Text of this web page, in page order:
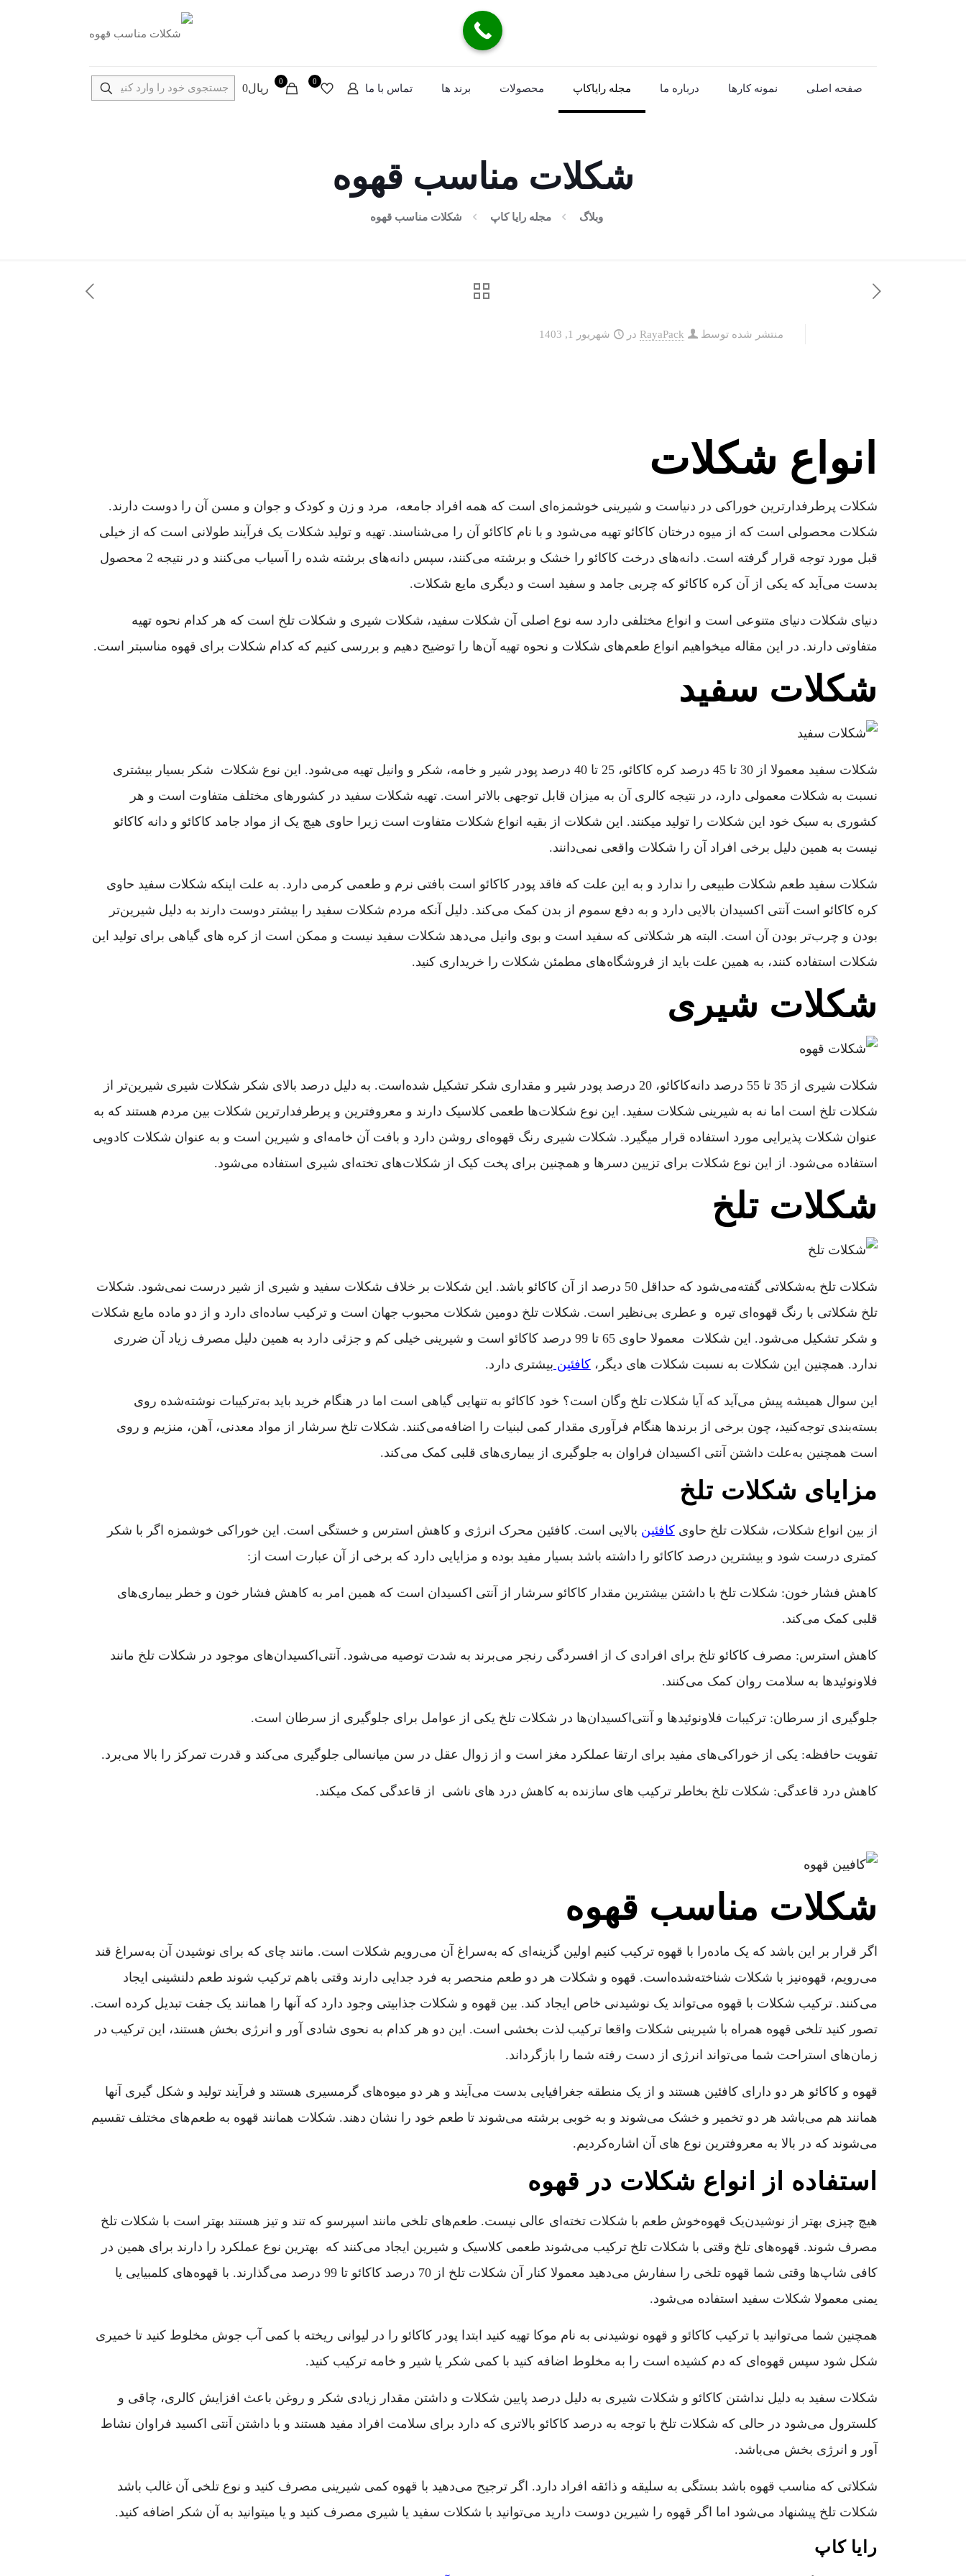
صفحه اصلی نمونه کارها درباره ما مجله رایاکاپ محصولات برند ها تماس با ما 0
0
ریال0
شکلات مناسب قهوه
وبلاگ مجله رایا کاپ شکلات مناسب قهوه
منتشر شده توسط RayaPack در شهریور 1, 1403
انواع شکلات
شکلات پرطرفدارترین خوراکی در دنیاست و شیرینی خوشمزه‌ای است که همه افراد جامعه، مرد و زن و کودک و جوان و مسن آن را دوست دارند.
شکلات محصولی است که از میوه درختان کاکائو تهیه می‌شود و با نام کاکائو آن را می‌شناسند. تهیه و تولید شکلات یک فرآیند طولانی است که از خیلی
قبل مورد توجه قرار گرفته است. دانه‌های درخت کاکائو را خشک و برشته می‌کنند، سپس دانه‌های برشته شده را آسیاب می‌کنند و در نتیجه 2 محصول
بدست می‌آید که یکی از آن کره کاکائو که چربی جامد و سفید است و دیگری مایع شکلات.
دنیای شکلات دنیای متنوعی است و انواع مختلفی دارد سه نوع اصلی آن شکلات سفید، شکلات شیری و شکلات تلخ است که هر کدام نحوه تهیه
متفاوتی دارند. در این مقاله میخواهیم انواع طعم‌های شکلات و نحوه تهیه آن‌ها را توضیح دهیم و بررسی کنیم که کدام شکلات برای قهوه مناسبتر است.
شکلات سفید
شکلات سفید معمولا از 30 تا 45 درصد کره کاکائو، 25 تا 40 درصد پودر شیر و خامه، شکر و وانیل تهیه می‌شود. این نوع شکلات شکر بسیار بیشتری
نسبت به شکلات معمولی دارد، در نتیجه کالری آن به میزان قابل توجهی بالاتر است. تهیه شکلات سفید در کشورهای مختلف متفاوت است و هر
کشوری به سبک خود این شکلات را تولید میکنند. این شکلات از بقیه انواع شکلات متفاوت است زیرا حاوی هیچ یک از مواد جامد کاکائو و دانه کاکائو
نیست به همین دلیل برخی افراد آن را شکلات واقعی نمی‌‌دانند.
شکلات سفید طعم شکلات طبیعی را ندارد و به این علت که فاقد پودر کاکائو است بافتی نرم و طعمی کرمی دارد. به علت اینکه شکلات سفید حاوی
کره کاکائو است آنتی اکسیدان بالایی دارد و به دفع سموم از بدن کمک می‌کند. دلیل آنکه مردم شکلات سفید را بیشتر دوست دارند به دلیل شیرین‌تر
بودن و چرب‌تر بودن آن است. البته هر شکلاتی که سفید است و بوی وانیل می‌دهد شکلات سفید نیست و ممکن است از کره های گیاهی برای تولید این
شکلات استفاده کنند، به همین علت باید از فروشگا‌ه‌های مطمئن شکلات را خریداری کنید.
شکلات شیری
شکلات شیری از 35 تا 55 درصد دانه‌کاکائو، 20 درصد پودر شیر و مقداری شکر تشکیل شده‌است. به دلیل درصد بالای شکر شکلات شیری شیرین‌تر از
شکلات تلخ است اما نه به شیرینی شکلات سفید. این نوع شکلات‌ها طعمی کلاسیک دارند و معروفترین و پرطرفدارترین شکلات بین مردم هستند که به
عنوان شکلات پذیرایی مورد استفاده قرار میگیرد. شکلات شیری رنگ قهوه‌‌ای روشن دارد و بافت آن خامه‌ای و شیرین است و به عنوان شکلات کادویی
استفاده می‌شود. از این نوع شکلات برای تزیین دسرها و همچنین برای پخت کیک از شکلات‌های تخته‌ای شیری استفاده می‌شود.
شکلات تلخ
شکلات تلخ به‌شکلاتی گفته‌می‌شود که حداقل 50 درصد از آن کاکائو باشد. این شکلات بر خلاف شکلات سفید و شیری از شیر درست نمی‌شود. شکلات
تلخ شکلاتی با رنگ قهوه‌ای تیره و عطری بی‌نظیر است. شکلات تلخ دومین شکلات محبوب جهان است و ترکیب ساده‌ای دارد و از دو ماده مایع شکلات
و شکر تشکیل می‌شود. این شکلات معمولا حاوی 65 تا 99 درصد کاکائو است و شیرینی خیلی کم و جزئی دارد به همین دلیل مصرف زیاد آن ضرری
ندارد. همچنین این شکلات به نسبت شکلات های دیگر،کافئین بیشتری دارد.
این سوال همیشه پیش می‌آید که آیا شکلات تلخ وگان است؟ خود کاکائو به تنهایی گیاهی است اما در هنگام خرید باید به‌ترکیبات نوشته‌شده روی
بسته‌بندی توجه‌کنید، چون برخی از برندها هنگام فرآوری مقدار کمی لبنیات را اضافه‌می‌کنند. شکلات تلخ سرشار از مواد معدنی، آهن، منزیم و روی
است همچنین به‌علت داشتن آنتی اکسیدان فراوان به جلوگیری از بیماری‌های قلبی کمک می‌کند.
مزایای شکلات تلخ
از بین انواع شکلات، شکلات تلخ حاویکافئین بالایی است. کافئین محرک انرژی و کاهش استرس و خستگی است. این خوراکی خوشمزه اگر با شکر
کمتری درست شود و بیشترین درصد کاکائو را داشته باشد بسیار مفید بوده و مزایایی دارد که برخی از آن عبارت است از:
کاهش فشار خون: شکلات تلخ با داشتن بیشترین مقدار کاکائو سرشار از آنتی اکسیدان است که همین امر به کاهش فشار خون و خطر بیماری‌های
قلبی کمک می‌کند.
کاهش استرس: مصرف کاکائو تلخ برای افرادی ک از افسردگی رنجر می‌برند به شدت توصیه می‌شود. آنتی‌اکسیدان‌های موجود در شکلات تلخ مانند
فلاونوئیدها به سلامت روان کمک می‌کنند.
جلوگیری از سرطان: ترکیبات فلاونوئیدها و آنتی‌اکسیدان‌ها در شکلات تلخ یکی از عوامل برای جلوگیری از سرطان است.
تقویت حافظه: یکی از خوراکی‌های مفید برای ارتقا عملکرد مغز است و از زوال عقل در سن میانسالی جلوگیری می‌کند و قدرت تمرکز را بالا می‌برد.
کاهش درد قاعدگی: شکلات تلخ بخاطر ترکیب های سازنده به کاهش درد های ناشی از قاعدگی کمک میکند.
شکلات مناسب قهوه
اگر قرار بر این باشد که یک ماده‌را با قهوه ترکیب کنیم اولین گزینه‌ای که به‌سراغ آن می‌رویم شکلات است. مانند چای که برای نوشیدن آن به‌سراغ قند
می‌رویم، قهوه‌نیز با شکلات شناخته‌شده‌است. قهوه و شکلات هر دو طعم منحصر به فرد جدایی دارند وقتی باهم ترکیب شوند طعم دلنشینی ایجاد
می‌کنند. ترکیب شکلات با قهوه می‌تواند یک نوشیدنی خاص ایجاد کند. بین قهوه و شکلات جذابیتی وجود دارد که آنها را همانند یک جفت تبدیل کرده است.
تصور کنید تلخی قهوه همراه با شیرینی شکلات واقعا ترکیب لذت بخشی است. این دو هر کدام به نحوی شادی آور و انرژی بخش هستند، این ترکیب در
زمان‌های استراحت شما می‌تواند انرژی از دست رفته شما را بازگرداند.
قهوه و کاکائو هر دو دارای کافئین هستند و از یک منطقه جغرافیایی بدست می‌آیند و هر دو میوه‌های گرمسیری هستند و فرآیند تولید و شکل گیری آنها
همانند هم می‌باشد هر دو تخمیر و خشک می‌شوند و به خوبی برشته می‌شوند تا طعم خود را نشان دهند. شکلات همانند قهوه به طعم‌های مختلف تقسیم
می‌شوند که در بالا به معروفترین نوع های آن اشاره‌کردیم.
استفاده از انواع شکلات در قهوه
هیچ چیزی بهتر از نوشیدن‌یک قهوه‌خوش طعم با شکلات تخته‌ای عالی نیست. طعم‌های تلخی مانند اسپرسو که تند و تیز هستند بهتر است با شکلات تلخ
مصرف شوند. قهوه‌های تلخ وقتی با شکلات تلخ ترکیب می‌شوند طعمی کلاسیک و شیرین ایجاد می‌کنند که بهترین نوع عملکرد را دارند برای همین در
کافی شاپ‌ها وقتی شما قهوه‌ تلخی را سفارش می‌دهید معمولا کنار آن شکلات تلخ از 70 درصد کاکائو تا 99 درصد می‌گذارند. با قهوه‌های کلمبیایی یا
یمنی معمولا شکلات سفید استفاده‌ می‌شود.
همچنین شما می‌توانید با ترکیب کاکائو و قهوه نوشیدنی به نام موکا تهیه کنید ابتدا پودر کاکائو را در لیوانی ریخته با کمی آب جوش مخلوط کنید تا خمیری
شکل شود سپس قهوه‌ای که دم کشیده است را به مخلوط اضافه کنید با کمی شکر یا شیر و خامه ترکیب کنید.
شکلات سفید به دلیل نداشتن کاکائو و شکلات شیری به دلیل درصد پایین شکلات و داشتن مقدار زیادی شکر و روغن باعث افزایش کالری، چاقی و
کلسترول می‌شود در حالی که شکلات تلخ با توجه به درصد کاکائو بالاتری که دارد برای سلامت افراد مفید هستند و با داشتن آنتی اکسید فراوان نشاط
آور و انرژی بخش می‌باشد.
شکلاتی که مناسب قهوه باشد بستگی به سلیقه و ذائقه افراد دارد. اگر ترجیح می‌دهید با قهوه کمی شیرینی مصرف کنید و نوع تلخی آن غالب باشد
شکلات تلخ پیشنهاد می‌شود اما اگر قهوه را شیرین دوست دارید می‌توانید با شکلات سفید یا شیری مصرف کنید و یا میتوانید به آن شکر اضافه کنید.
رایا کاپ